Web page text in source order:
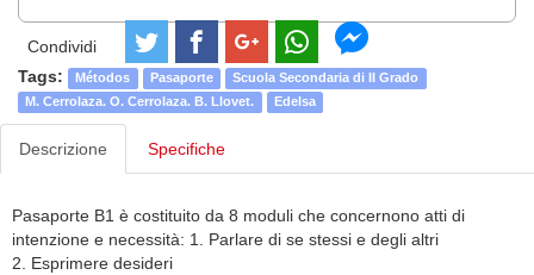
Condividi
Tags:
Métodos Pasaporte
Scuola Secondaria di II Grado
M. Cerrolaza. O. Cerrolaza. B. Llovet.
Edelsa
Descrizione Specifiche
Pasaporte B1 è costituito da 8 moduli che concernono atti di
intenzione e necessità: 1. Parlare di se stessi e degli altri
2. Esprimere desideri